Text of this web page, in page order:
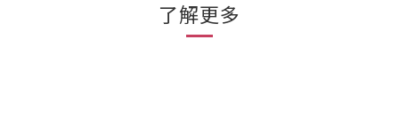
了解更多